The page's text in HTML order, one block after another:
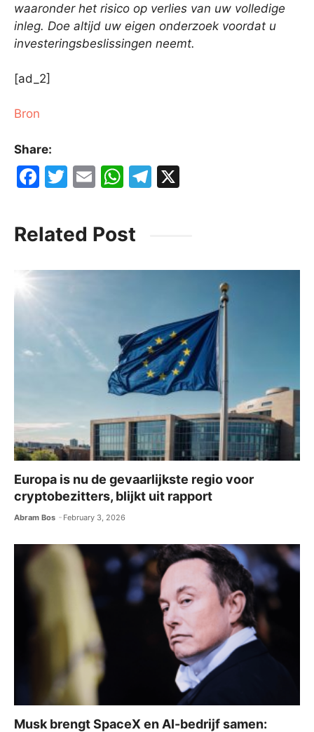
waaronder het risico op verlies van uw volledige
inleg. Doe altijd uw eigen onderzoek voordat u
investeringsbeslissingen neemt.
[ad_2]
Bron
Share:
F
c
e
b
k
T
itt
er
E
ai
l
W
at
s
A
T
a
Related Post
Europa is nu de gevaarlijkste regio voor
cryptobezitters, blijkt uit rapport
Abram Bos February 3, 2026
Musk brengt SpaceX en AI-bedrijf samen: